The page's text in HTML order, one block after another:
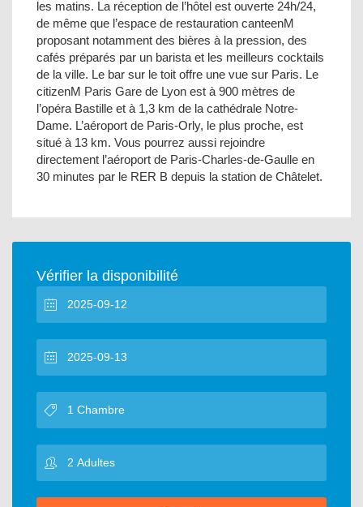
les matins. La réception de l’hôtel est ouverte 24h/24,
de même que l’espace de restauration canteenM
proposant notamment des bières à la pression, des
cafés préparés par un barista et les meilleurs cocktails
de la ville. Le bar sur le toit offre une vue sur Paris. Le
citizenM Paris Gare de Lyon est à 900 mètres de
l’opéra Bastille et à 1,3 km de la cathédrale Notre-
Dame. L’aéroport de Paris-Orly, le plus proche, est
situé à 13 km. Vous pourrez aussi rejoindre
directement l’aéroport de Paris-Charles-de-Gaulle en
30 minutes par le RER B depuis la station de Châtelet.
Vérifier la disponibilité